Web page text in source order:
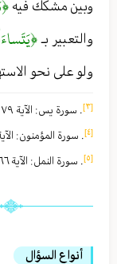
وبين مشكك فيه
والتعبير بـ
ولو على نحو
[٣] . سورة يس : الآية ٧٩ .
[٤] . سورة المؤمنون : الآية
[٥] . سورة النمل : الآية ٦٦ .
أنواع السؤال